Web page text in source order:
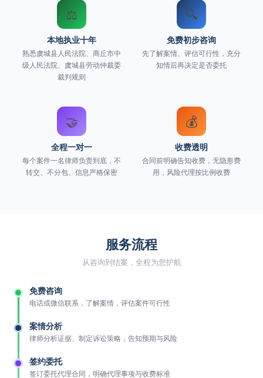
⚖️
本地执业十年
熟悉虞城县人民法院、商丘市中
级人民法院、虞城县劳动仲裁委
裁判规则
🔍
免费初步咨询
先了解案情、评估可行性，充分
知情后再决定是否委托
🤝
全程一对一
每个案件一名律师负责到底，不
转交、不分包、信息严格保密
💰
收费透明
合同前明确告知收费，无隐形费
用，风险代理按比例收费
服务流程
从咨询到结案，全程为您护航
免费咨询
电话或微信联系，了解案情，评估案件可行性
案情分析
律师分析证据、制定诉讼策略，告知预期与风险
签约委托
签订委托代理合同，明确代理事项与收费标准